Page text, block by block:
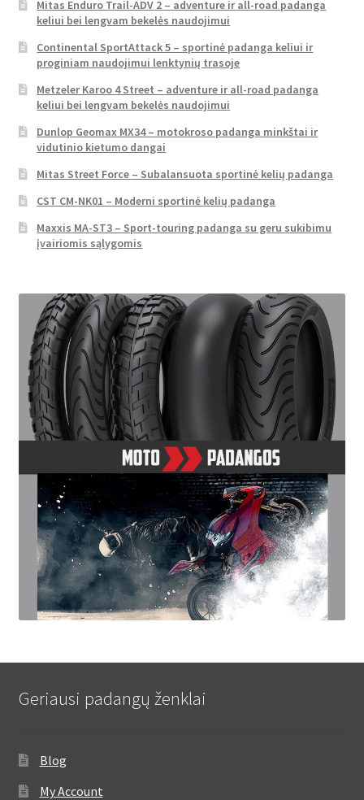
Mitas Enduro Trail-ADV 2 – adventure ir all-road padanga
keliui bei lengvam bekelės naudojimui
Continental SportAttack 5 – sportinė padanga keliui ir
proginiam naudojimui lenktynių trasoje
Metzeler Karoo 4 Street – adventure ir all-road padanga
keliui bei lengvam bekelės naudojimui
Dunlop Geomax MX34 – motokroso padanga minkštai ir
vidutinio kietumo dangai
Mitas Street Force – Subalansuota sportinė kelių padanga
CST CM-NK01 – Moderni sportinė kelių padanga
Maxxis MA-ST3 – Sport-touring padanga su geru sukibimu
įvairiomis sąlygomis
Geriausi padangų ženklai
Blog
My Account